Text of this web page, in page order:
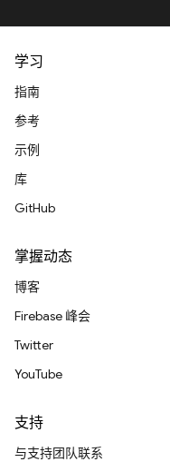
学习
指南
参考
示例
库
GitHub
掌握动态
博客
Firebase 峰会
Twitter
YouTube
支持
与支持团队联系